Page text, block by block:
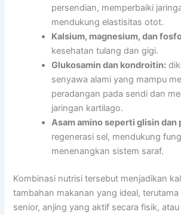
persendian, memperbaiki
mendukung elastisitas otot.
Kalsium, magnesium, dan
kesehatan tulang dan gigi.
Glukosamin dan kondroitin:
senyawa alami yang mampu
peradangan pada sendi dan
jaringan kartilago.
Asam amino seperti glisin dan
regenerasi sel, mendukung
menenangkan sistem saraf.
Kombinasi nutrisi tersebut menjadikan
tambahan makanan yang ideal, terutama
senior, anjing yang aktif secara fisik,